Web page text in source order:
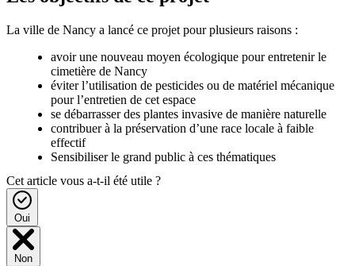
La ville de Nancy a lancé ce projet pour plusieurs raisons :
avoir une nouveau moyen écologique pour entretenir le
cimetière de Nancy
éviter l’utilisation de pesticides ou de matériel mécanique
pour l’entretien de cet espace
se débarrasser des plantes invasive de manière naturelle
contribuer à la préservation d’une race locale à faible
effectif
Sensibiliser le grand public à ces thématiques
Cet article vous a-t-il été utile ?
Oui
Non